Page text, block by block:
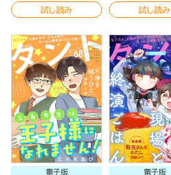
試し読み 試し読み
電子版
電子版